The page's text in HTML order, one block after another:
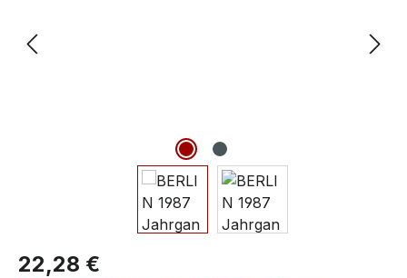
22,28 €